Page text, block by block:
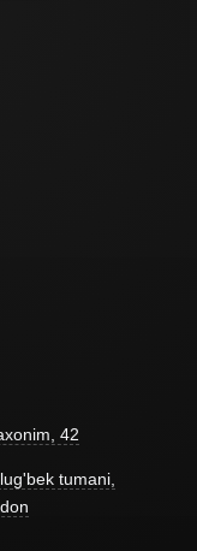
42
tumani,